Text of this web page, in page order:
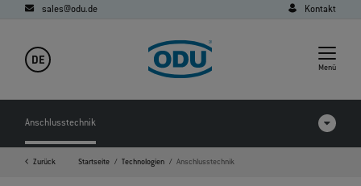
sales@odu.de Kontakt
DE
Menü
Anschlusstechnik
Zurück Startseite Technologien Anschlusstechnik